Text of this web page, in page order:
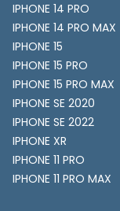
IPHONE 14 PRO
IPHONE 14 PRO MAX
IPHONE 15
IPHONE 15 PRO
IPHONE 15 PRO MAX
IPHONE SE 2020
IPHONE SE 2022
IPHONE XR
IPHONE 11 PRO
IPHONE 11 PRO MAX